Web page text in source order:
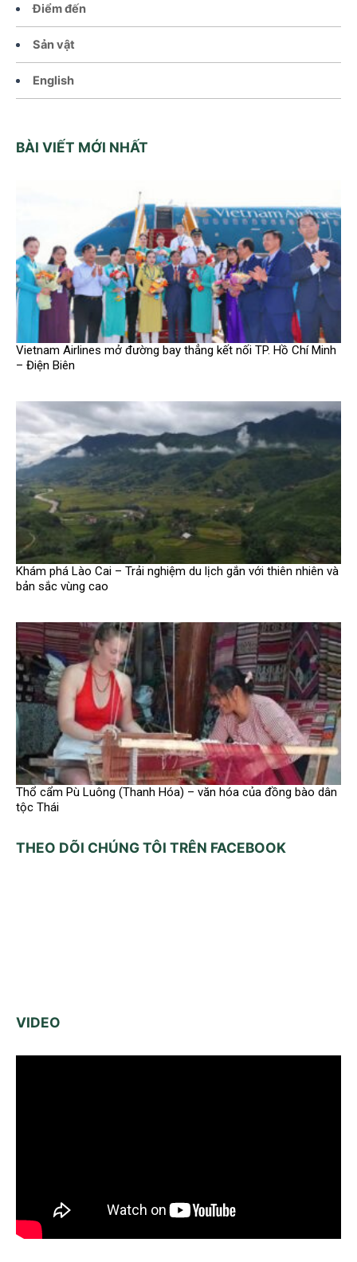
Điểm đến
Sản vật
English
BÀI VIẾT MỚI NHẤT
Vietnam Airlines mở đường bay thẳng kết nối TP. Hồ Chí Minh
– Điện Biên
Khám phá Lào Cai – Trải nghiệm du lịch gắn với thiên nhiên và
bản sắc vùng cao
Thổ cẩm Pù Luông (Thanh Hóa) – văn hóa của đồng bào dân
tộc Thái
THEO DÕI CHÚNG TÔI TRÊN FACEBOOK
VIDEO